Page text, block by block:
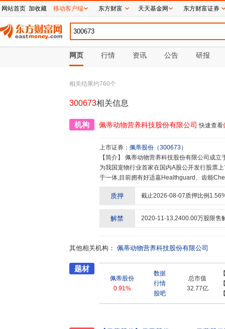
网页 行情 资讯 公告 研报
相关结果约760个
300673相关信息
机构 佩蒂动物营养科技股份有限公司 快速查看
上市证券： 佩蒂股份 （300673）
【简介】
为我国宠物行业首家在国内A股公开发行股票
于一体,目前拥有好适嘉Healthguard、齿能
名商标,产品深受客户好评和宠物及其家庭的青
质押 截止2026-08-07质押比例 1.56
解禁 2020-11-13,2400.00万股限售
其他相关机构： 佩蒂动物营养科技股份有限公司
题材
佩蒂股份
0.91%
数据
行情
股吧
总市值
32.77亿
网站首页 加收藏 移动客户端 东方财富 天天基金网 东方财富证券